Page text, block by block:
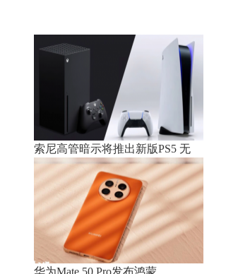
索尼高管暗示将推出新版PS5 无
华为Mate 50 Pro发布鸿蒙